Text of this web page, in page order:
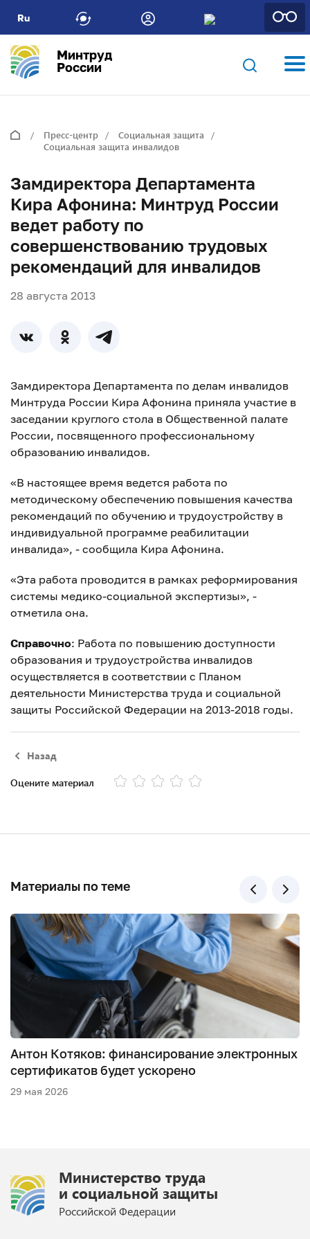
Ru
Минтруд
России
Пресс-центр
Социальная защита
Социальная защита инвалидов
Замдиректора Департамента
Кира Афонина: Минтруд России
ведет работу по
совершенствованию трудовых
рекомендаций для инвалидов
28 августа 2013
Замдиректора Департамента по делам инвалидов
Минтруда России Кира Афонина приняла участие в
заседании круглого стола в Общественной палате
России, посвященного профессиональному
образованию инвалидов.
«В настоящее время ведется работа по
методическому обеспечению повышения качества
рекомендаций по обучению и трудоустройству в
индивидуальной программе реабилитации
инвалида», - сообщила Кира Афонина.
«Эта работа проводится в рамках реформирования
системы медико-социальной экспертизы», -
отметила она.
Справочно: Работа по повышению доступности
образования и трудоустройства инвалидов
осуществляется в соответствии с Планом
деятельности Министерства труда и социальной
защиты Российской Федерации на 2013-2018 годы.
Назад
Оцените материал
Материалы по теме
Антон Котяков: финансирование электронных
сертификатов будет ускорено
29 мая 2026
Министерство труда
и социальной защиты
Российской Федерации